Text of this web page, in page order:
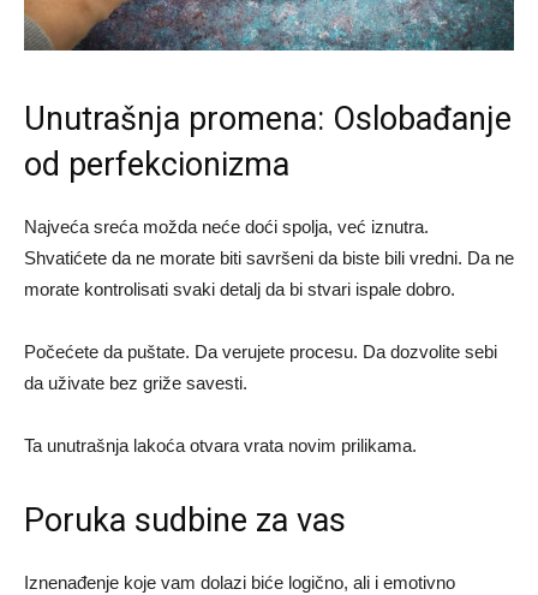
Unutrašnja promena: Oslobađanje
od perfekcionizma
Najveća sreća možda neće doći spolja, već iznutra.
Shvatićete da ne morate biti savršeni da biste bili vredni. Da ne
morate kontrolisati svaki detalj da bi stvari ispale dobro.
Počećete da puštate. Da verujete procesu. Da dozvolite sebi
da uživate bez griže savesti.
Ta unutrašnja lakoća otvara vrata novim prilikama.
Poruka sudbine za vas
Iznenađenje koje vam dolazi biće logično, ali i emotivno